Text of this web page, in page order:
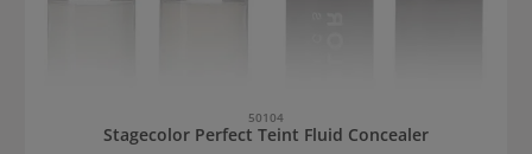
50104
Stagecolor Perfect Teint Fluid Concealer